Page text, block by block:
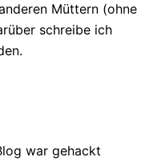
Müttern (ohne
schreibe ich
war gehackt